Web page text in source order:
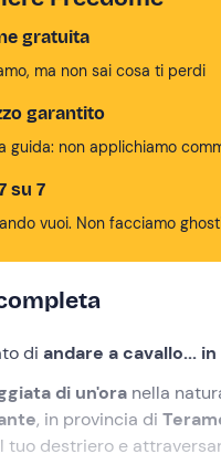
gratuita
ma non sai cosa ti perdi
garantito
guida: non applichiamo
su 7
vuoi. Non facciamo
di andare a cavallo...
di un'ora nella
, in provincia di
tuo destriero e